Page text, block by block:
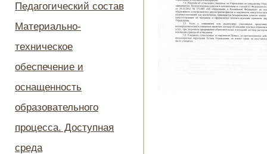
Педагогический состав
Материально-
техническое
обеспечение и
оснащенность
образовательного
процесса. Доступная
среда